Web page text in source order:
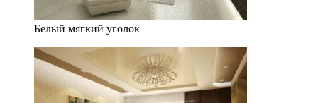
Белый мягкий уголок